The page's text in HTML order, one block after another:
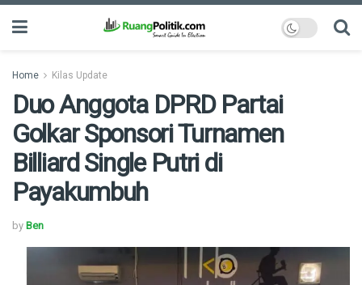
Home Kilas Update
Duo Anggota DPRD Partai
Golkar Sponsori Turnamen
Billiard Single Putri di
Payakumbuh
by Ben